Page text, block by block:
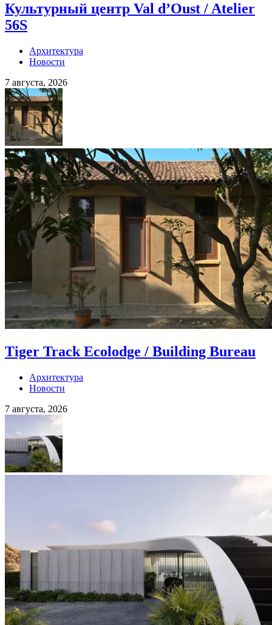
Культурный центр Val d’Oust / Atelier
56S
Архитектура
Новости
7 августа, 2026
Tiger Track Ecolodge / Building Bureau
Архитектура
Новости
7 августа, 2026